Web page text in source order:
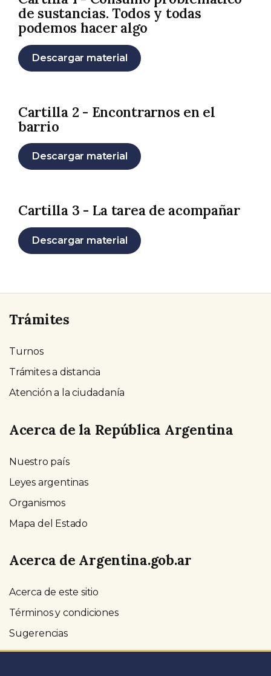
de sustancias. Todos y todas
podemos hacer algo
Descargar material
Cartilla 2 - Encontrarnos en el
barrio
Descargar material
Cartilla 3 - La tarea de acompañar
Descargar material
Trámites
Turnos
Trámites a distancia
Atención a la ciudadanía
Acerca de la República Argentina
Nuestro país
Leyes argentinas
Organismos
Mapa del Estado
Acerca de Argentina.gob.ar
Acerca de este sitio
Términos y condiciones
Sugerencias